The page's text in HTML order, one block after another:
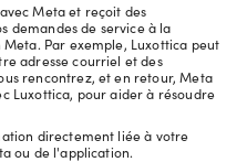
Meta et reçoit des
demandes de service à la
Par exemple, Luxottica peut
adresse courriel et des
rencontrez, et en retour, Meta
Luxottica, pour aider à résoudre
directement liée à votre
ou de l'application.